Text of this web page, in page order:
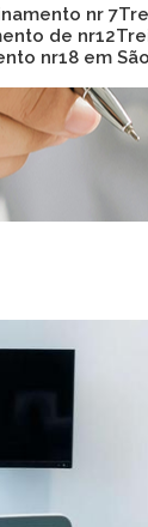
nr 7
de nr12
nr18 em